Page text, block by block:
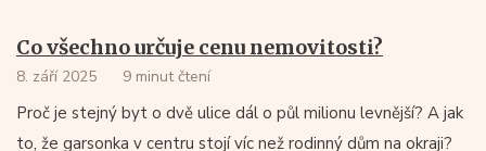
Co všechno určuje cenu nemovitosti?
8. září 2025 9 minut čtení
Proč je stejný byt o dvě ulice dál o půl milionu levnější? A jak
to, že garsonka v centru stojí víc než rodinný dům na okraji?